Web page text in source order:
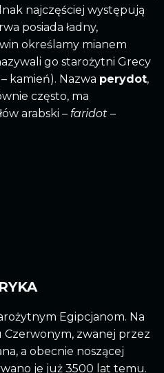
najczęściej występują
posiada ładny,
określamy mianem
go starożytni Grecy
– kamień). Nazwa perydot,
często, ma
arabski – faridot –
Egipcjanom. Na
Czerwonym, zwanej przez
a obecnie noszącej
je już 3500 lat temu.